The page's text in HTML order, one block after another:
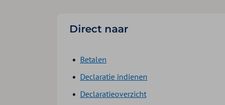
Direct naar
Betalen
Declaratie indienen
Declaratieoverzicht